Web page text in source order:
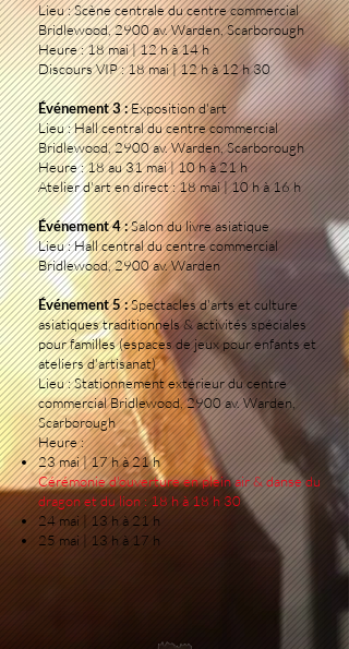
Lieu : Scène centrale du centre commercial
Bridlewood, 2900 av. Warden, Scarborough
Heure : 18 mai | 12 h à 14 h
Discours VIP : 18 mai | 12 h à 12 h 30
Événement 3 :Exposition d'art
Lieu : Hall central du centre commercial
Bridlewood, 2900 av. Warden, Scarborough
Heure : 18 au 31 mai | 10 h à 21 h
Atelier d'art en direct : 18 mai | 10 h à 16 h
Événement 4 :Salon du livre asiatique
Lieu : Hall central du centre commercial
Bridlewood, 2900 av. Warden
Événement 5 :Spectacles d'arts et culture
asiatiques traditionnels & activités spéciales
pour familles (espaces de jeux pour enfants et
ateliers d'artisanat)
Lieu : Stationnement extérieur du centre
commercial Bridlewood, 2900 av. Warden,
Scarborough
Heure :
23 mai | 17 h à 21 h
Cérémonie d'ouverture en plein air & danse du
dragon et du lion : 18 h à 18 h 30
24 mai | 13 h à 21 h
25 mai | 13 h à 17 h